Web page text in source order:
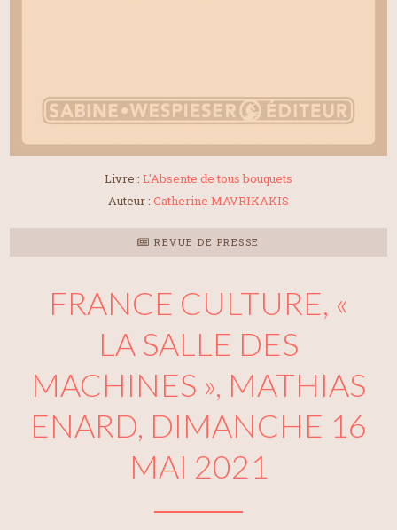
Livre : L'Absente de tous bouquets
Auteur : Catherine MAVRIKAKIS
REVUE DE PRESSE
FRANCE CULTURE, «
LA SALLE DES
MACHINES », MATHIAS
ENARD, DIMANCHE 16
MAI 2021